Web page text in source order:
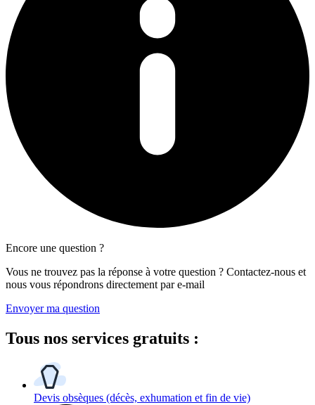
Encore une question ?
Vous ne trouvez pas la réponse à votre question ? Contactez-nous et
nous vous répondrons directement par e-mail
Envoyer ma question
Tous nos services gratuits :
Devis obsèques (décès, exhumation et fin de vie)